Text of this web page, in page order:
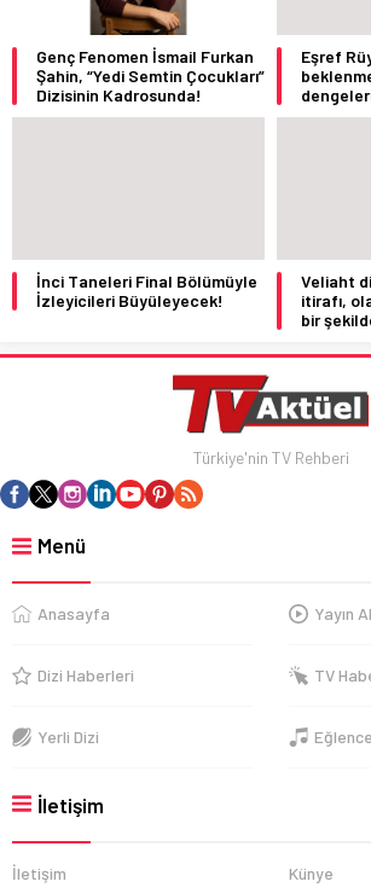
Genç Fenomen İsmail Furkan
Şahin, “Yedi Semtin Çocukları”
Dizisinin Kadrosunda!
Eşref
İnci Taneleri Final Bölümüyle
İzleyicileri Büyüleyecek!
Veliaht
itirafı,
bir
Türkiye'nin TV Rehberi
Menü
Anasayfa Yayın
Dizi Haberleri TV
Yerli Dizi Eğlence
İletişim
İletişim Künye